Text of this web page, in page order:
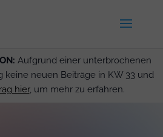
Aufgrund einer unterbrochenen
keine neuen Beiträge in KW 33 und
hier, um mehr zu erfahren.